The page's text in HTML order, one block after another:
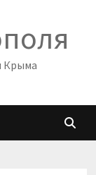
Крыма